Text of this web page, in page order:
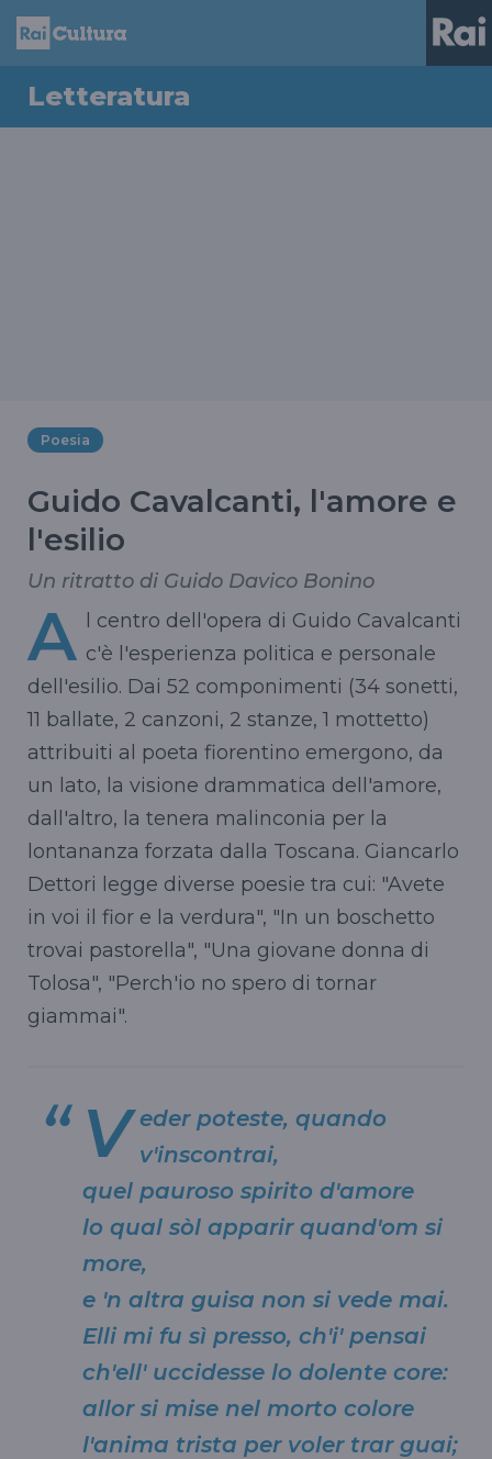
Letteratura
Poesia
Guido Cavalcanti, l'amore e
l'esilio
Un ritratto di Guido Davico Bonino
A
l centro dell'opera di Guido Cavalcanti
c'è l'esperienza politica e personale
dell'esilio. Dai 52 componimenti (34 sonetti,
11 ballate, 2 canzoni, 2 stanze, 1 mottetto)
attribuiti al poeta fiorentino emergono, da
un lato, la visione drammatica dell'amore,
dall'altro, la tenera malinconia per la
lontananza forzata dalla Toscana. Giancarlo
Dettori legge diverse poesie tra cui: "Avete
in voi il fior e la verdura", "In un boschetto
trovai pastorella", "Una giovane donna di
Tolosa", "Perch'io no spero di tornar
giammai".
V eder poteste, quando
v'inscontrai,
quel pauroso spirito d'amore
lo qual sòl apparir quand'om si
more,
e 'n altra guisa non si vede mai.
Elli mi fu sì presso, ch'i' pensai
ch'ell' uccidesse lo dolente core:
allor si mise nel morto colore
l'anima trista per voler trar guai;